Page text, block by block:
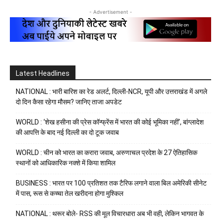
- Advertisement -
Latest Headlines
NATIONAL : भारी बारिश का रेड अलर्ट, दिल्ली-NCR, यूपी और उत्तराखंड में अगले
दो दिन कैसा रहेगा मौसम? जानिए ताजा अपडेट
WORLD : ‘शेख हसीना की प्रेस कॉन्फ्रेंस में भारत की कोई भूमिका नहीं’, बांग्लादेश
की आपत्ति के बाद नई दिल्ली का दो टूक जवाब
WORLD : चीन को भारत का करारा जवाब, अरुणाचल प्रदेश के 27 ऐतिहासिक
स्थानों को आधिकारिक नक्शे में किया शामिल
BUSINESS : भारत पर 100 प्रतिशत तक टैरिफ लगाने वाला बिल अमेरिकी सीनेट
में पास, रूस से कच्चा तेल खरीदना होगा मुश्किल
NATIONAL : थरूर बोले- RSS की मूल विचारधारा अब भी वही, लेकिन भागवत के